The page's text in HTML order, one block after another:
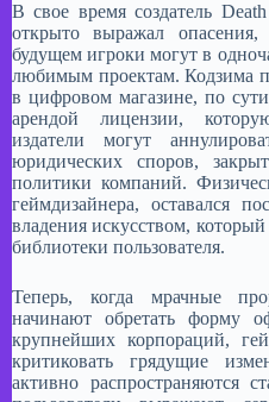
В свое время создатель
открыто выражал
будущем игроки могут в
любимым проектам. Кодзима
в цифровом магазине, по
арендой лицензии,
издатели могут
юридических споров,
политики компаний.
геймдизайнера, оставался
владения искусством, который
библиотеки пользователя.​
Теперь, когда мрачные
начинают обретать форму
крупнейших корпораций,
критиковать грядущие
активно распространяются